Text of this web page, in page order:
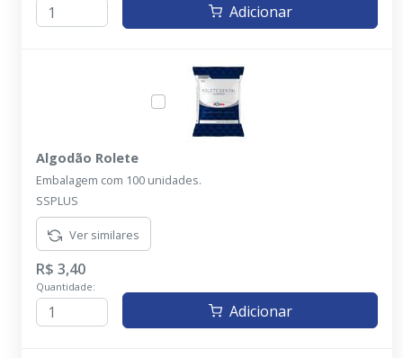
Adicionar
Algodão Rolete
Embalagem com 100 unidades.
SSPLUS
Ver similares
R$ 3,40
Quantidade:
Adicionar